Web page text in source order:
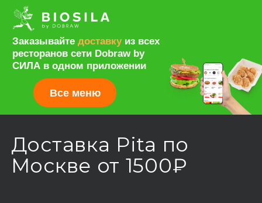
Все меню
Заказывайтедоставку
ресторанов сети Dobraw by
СИЛА в одном приложении
Доставка Pita по
Москве от 1500₽
Прием заказов: Круглосуточно
(доставка на следующий день)
Время работы доставки: